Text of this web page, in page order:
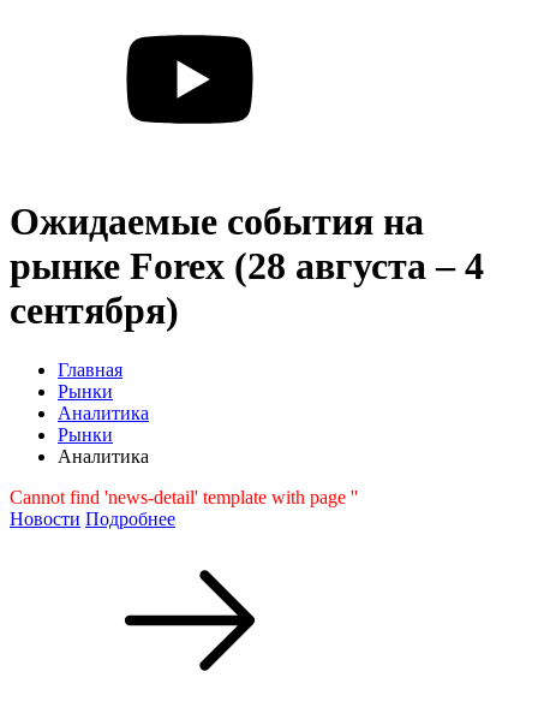
Ожидаемые события на
рынке Forex (28 августа – 4
сентября)
Главная
Рынки
Аналитика
Рынки
Аналитика
Cannot find 'news-detail' template with page ''
Новости Подробнее